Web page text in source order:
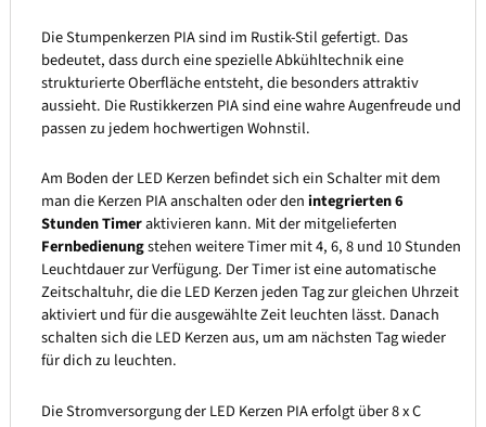
Die Stumpenkerzen PIA sind im Rustik-Stil gefertigt. Das
bedeutet, dass durch eine spezielle Abkühltechnik eine
strukturierte Oberfläche entsteht, die besonders attraktiv
aussieht. Die Rustikkerzen PIA sind eine wahre Augenfreude und
passen zu jedem hochwertigen Wohnstil.
Am Boden der LED Kerzen befindet sich ein Schalter mit dem
man die Kerzen PIA anschalten oder denintegrierten 6
Stunden Timeraktivieren kann. Mit der mitgelieferten
Fernbedienungstehen weitere Timer mit 4, 6, 8 und 10 Stunden
Leuchtdauer zur Verfügung. Der Timer ist eine automatische
Zeitschaltuhr, die die LED Kerzen jeden Tag zur gleichen Uhrzeit
aktiviert und für die ausgewählte Zeit leuchten lässt. Danach
schalten sich die LED Kerzen aus, um am nächsten Tag wieder
für dich zu leuchten.
Die Stromversorgung der LED Kerzen PIA erfolgt über 8 x C